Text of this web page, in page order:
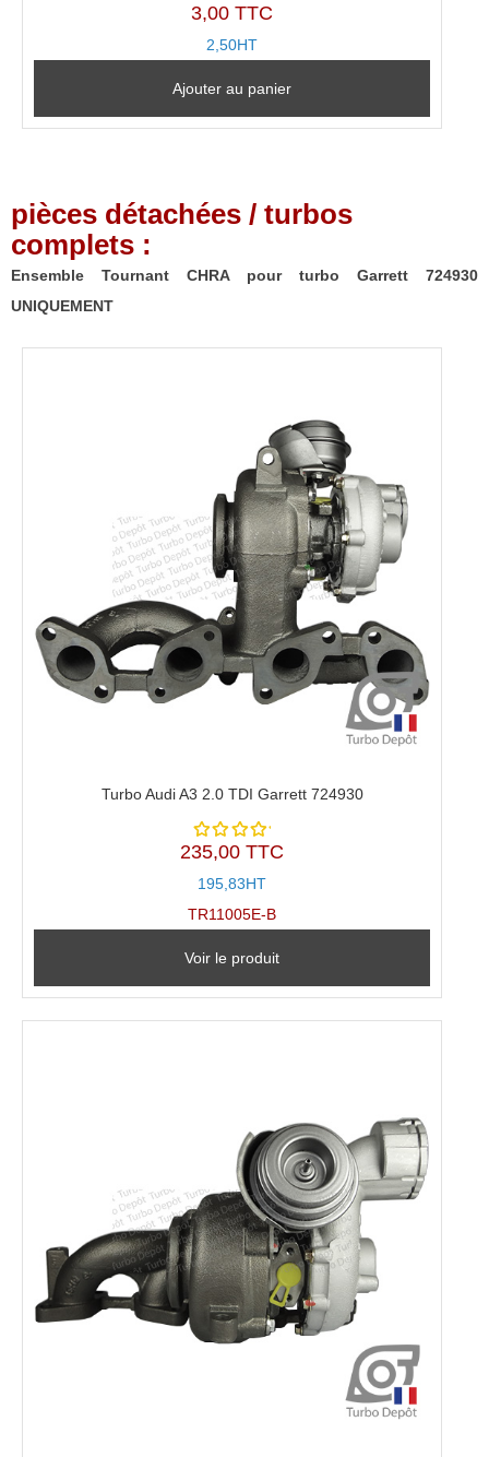
3,00 TTC
2,50HT
Ajouter au panier
pièces détachées / turbos
complets :
Ensemble Tournant CHRA pour turbo Garrett 724930
UNIQUEMENT
Turbo Audi A3 2.0 TDI Garrett 724930
Note
5
235,00 TTC
195,83HT
TR11005E-B
Voir le produit